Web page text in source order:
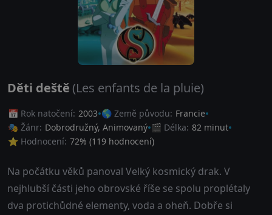
Děti deště (Les enfants de la pluie)
📅 Rok natočení: 2003 🌎 Země původu: Francie
🎭 Žánr: Dobrodružný, Animovaný 🎬 Délka: 82 minut
⭐ Hodnocení: 72% (119 hodnocení)
Na počátku věků panoval Velký kosmický drak. V
nejhlubší části jeho obrovské říše se spolu proplétaly
dva protichůdné elementy, voda a oheň. Dobře si